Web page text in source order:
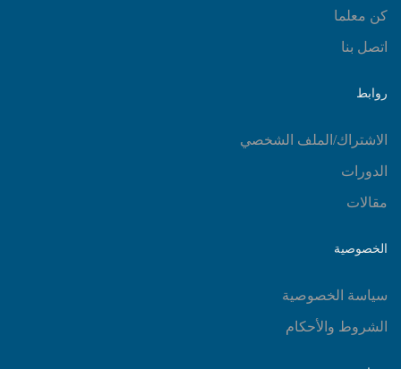
كن معلما
اتصل بنا
روابط
الاشتراك/الملف الشخصي
الدورات
مقالات
الخصوصية
سياسة الخصوصية
الشروط والأحكام